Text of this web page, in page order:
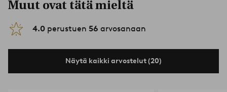
Muut ovat tätä mieltä
4.0 perustuen 56 arvosanaan
Näytä kaikki arvostelut (20)